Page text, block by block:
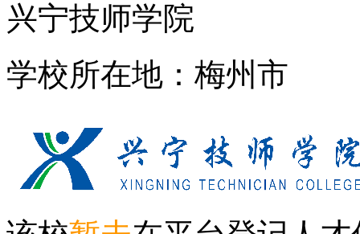
兴宁技师学院
学校所在地：梅州市